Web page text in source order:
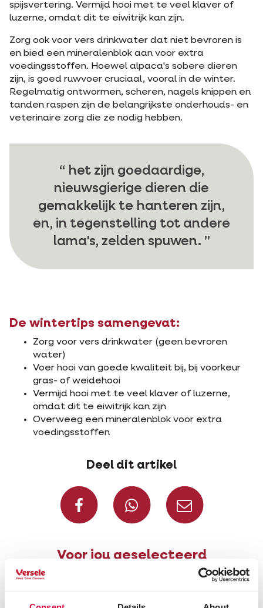
spijsvertering. Vermijd hooi met te veel klaver of
luzerne, omdat dit te eiwitrijk kan zijn.
Zorg ook voor vers drinkwater dat niet bevroren is
en bied een mineralenblok aan voor extra
voedingsstoffen. Hoewel alpaca's sobere dieren
zijn, is goed ruwvoer cruciaal, vooral in de winter.
Regelmatig ontwormen, scheren, nagels knippen en
tanden raspen zijn de belangrijkste onderhouds- en
veterinaire zorg die ze nodig hebben.
het zijn goedaardige,
nieuwsgierige dieren die
gemakkelijk te hanteren zijn,
en, in tegenstelling tot andere
lama's, zelden spuwen.
De wintertips samengevat:
Zorg voor vers drinkwater (geen bevroren
water)
Voer hooi van goede kwaliteit bij, bij voorkeur
gras- of weidehooi
Vermijd hooi met te veel klaver of luzerne,
omdat dit te eiwitrijk kan zijn
Overweeg een mineralenblok voor extra
voedingsstoffen
Deel dit artikel
Deel op Facebook
Deel via
Voor jou geselecteerd